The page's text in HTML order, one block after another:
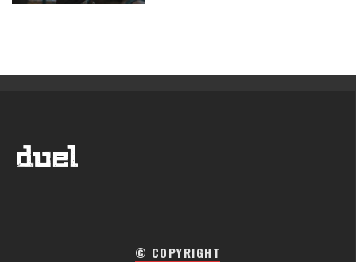
© COPYRIGHT